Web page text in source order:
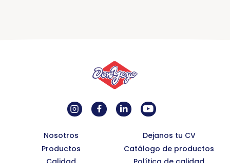
Nosotros
Productos
Dejanos tu CV
Catálogo de productos